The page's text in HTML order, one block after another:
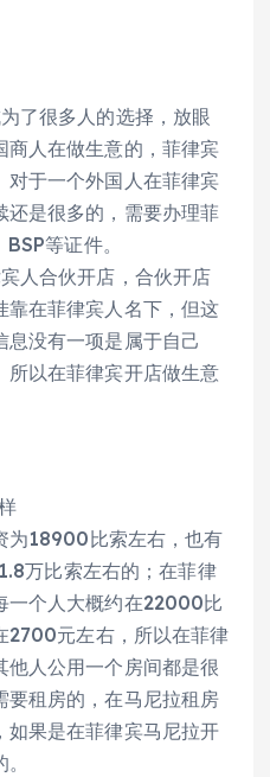
了很多人的选择，放眼
商人在做生意的，菲律宾
对于一个外国人在菲律宾
还是很多的，需要办理菲
等证件。
人合伙开店，合伙开店
靠在菲律宾人名下，但这
没有一项是属于自己
所以在菲律宾开店做生意
为18900比索左右，也有
万比索左右的；在菲律
一个人大概约在22000比
2700元左右，所以在菲律
他人公用一个房间都是很
要租房的，在马尼拉租房
如果是在菲律宾马尼拉开